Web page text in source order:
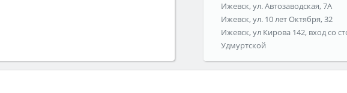
Ижевск, ул. Автозаводская, 7А
Ижевск, ул. 10 лет Октября, 32
Ижевск, ул Кирова 142, вход со
Удмуртской